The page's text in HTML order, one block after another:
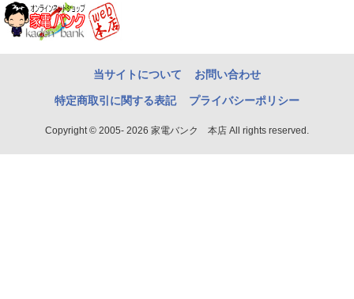
当サイトについて お問い合わせ
特定商取引に関する表記 プライバシーポリシー
Copyright © 2005- 2026 家電バンク 本店 All rights reserved.